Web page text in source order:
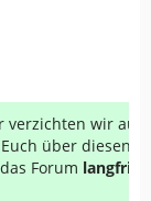
verzichten wir auf
über diesen
Forum